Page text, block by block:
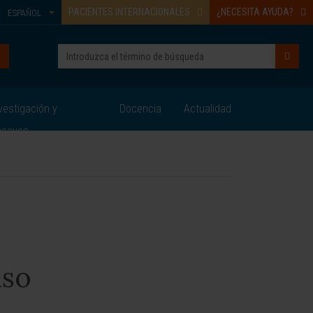
PACIENTES INTERNACIONALES ¿NECESITA AYUDA?
ESPAÑOL
y
Docencia Actualidad